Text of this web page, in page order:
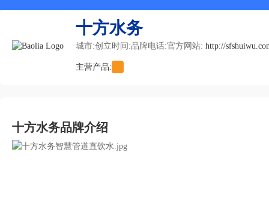
十方水务
城市:创立时间:品牌电话:官方网站: http://
主营产品:
十方水务品牌介绍